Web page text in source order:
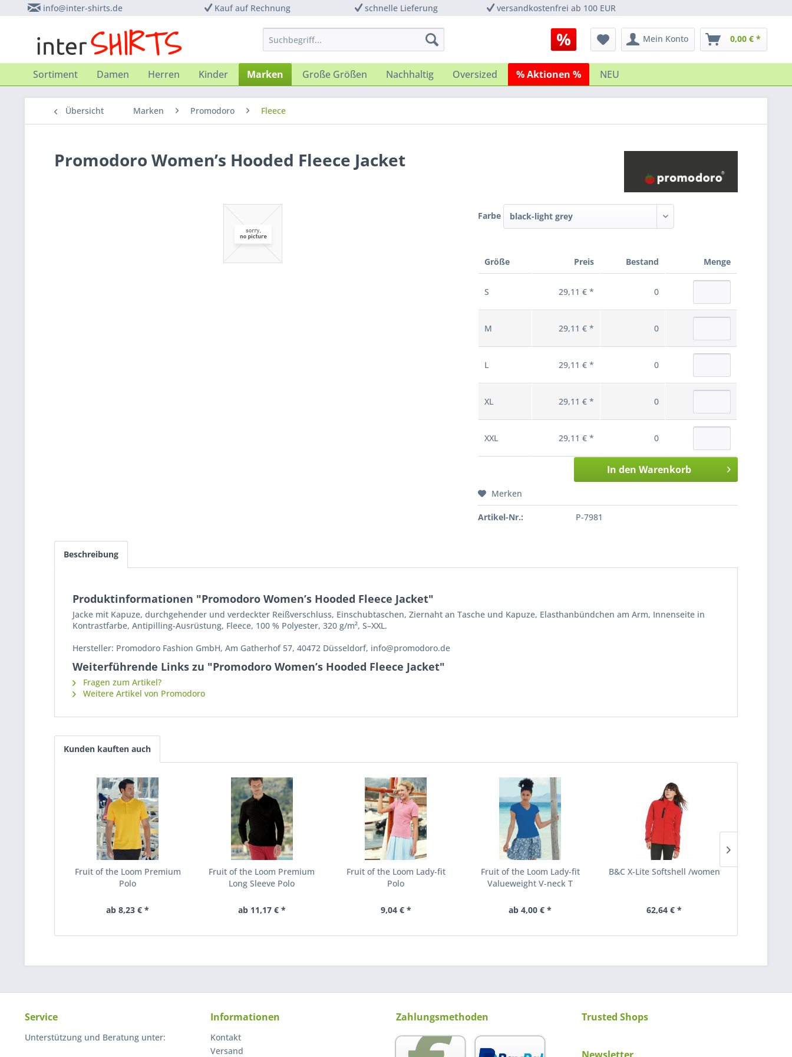
info@inter-shirts.de Kauf auf Rechnung schnelle Lieferung versandkostenfrei ab 100 EUR
Mein Konto 0,00 € *
Sortiment Damen Herren Kinder Marken Große Größen Nachhaltig Oversized % Aktionen % NEU
Übersicht Marken Promodoro Fleece
Promodoro Women’s Hooded Fleece Jacket
Farbe black-light grey
Größe Preis Bestand Menge
S 29,11 € * 0
M 29,11 € * 0
L 29,11 € * 0
XL 29,11 € * 0
XXL 29,11 € * 0
In den Warenkorb
Merken
Artikel-Nr.: P-7981
Beschreibung
Produktinformationen "Promodoro Women’s Hooded Fleece Jacket"
Jacke mit Kapuze, durchgehender und verdeckter Reißverschluss, Einschubtaschen, Ziernaht an Tasche und Kapuze, Elasthanbündchen am Arm, Innenseite in
Kontrastfarbe, Antipilling-Ausrüstung, Fleece, 100 % Polyester, 320 g/m², S–XXL.
Hersteller: Promodoro Fashion GmbH, Am Gatherhof 57, 40472 Düsseldorf, info@promodoro.de
Weiterführende Links zu "Promodoro Women’s Hooded Fleece Jacket"
Fragen zum Artikel?
Weitere Artikel von Promodoro
Kunden kauften auch
Fruit of the Loom Premium
Polo
ab 8,23 € *
Fruit of the Loom Premium
Long Sleeve Polo
ab 11,17 € *
Fruit of the Loom Lady-fit
Polo
9,04 € *
Fruit of the Loom Lady-fit
Valueweight V-neck T
ab 4,00 € *
B&C X-Lite Softshell /women
62,64 € *
Service
Unterstützung und Beratung unter:
Informationen
Kontakt
Versand
Zahlungsmethoden Trusted Shops